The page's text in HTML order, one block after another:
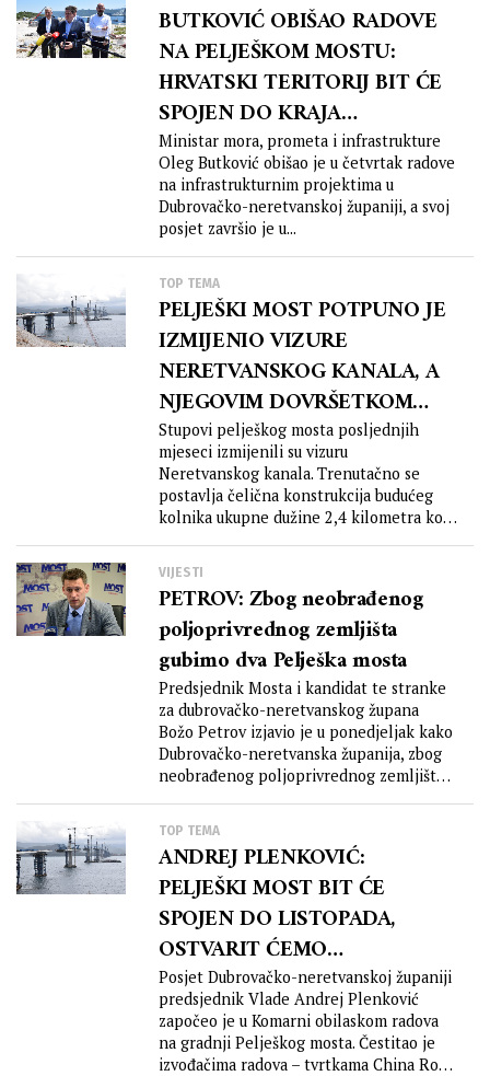
BUTKOVIĆ OBIŠAO RADOVE
NA PELJEŠKOM MOSTU:
HRVATSKI TERITORIJ BIT ĆE
SPOJEN DO KRAJA
KOLOVOZA
Ministar mora, prometa i infrastrukture
Oleg Butković obišao je u četvrtak radove
na infrastrukturnim projektima u
Dubrovačko-neretvanskoj županiji, a svoj
posjet završio je u...
TOP TEMA
PELJEŠKI MOST POTPUNO JE
IZMIJENIO VIZURE
NERETVANSKOG KANALA, A
NJEGOVIM DOVRŠETKOM
KRAJNJI JUG VIŠE NEĆE BITI
ISTI
Stupovi pelješkog mosta posljednjih
mjeseci izmijenili su vizuru
Neretvanskog kanala. Trenutačno se
postavlja čelična konstrukcija budućeg
kolnika ukupne dužine 2,4 kilometra koji
VIJESTI
PETROV: Zbog neobrađenog
poljoprivrednog zemljišta
gubimo dva Pelješka mosta
Predsjednik Mosta i kandidat te stranke
za dubrovačko-neretvanskog župana
Božo Petrov izjavio je u ponedjeljak kako
Dubrovačko-neretvanska županija, zbog
neobrađenog poljoprivrednog zemljišta,
TOP TEMA
ANDREJ PLENKOVIĆ:
PELJEŠKI MOST BIT ĆE
SPOJEN DO LISTOPADA,
OSTVARIT ĆEMO
TERITORIJALNI INTEGRITET
Posjet Dubrovačko-neretvanskoj županiji
predsjednik Vlade Andrej Plenković
započeo je u Komarni obilaskom radova
na gradnji Pelješkog mosta. Čestitao je
izvođačima radova – tvrtkama China Road